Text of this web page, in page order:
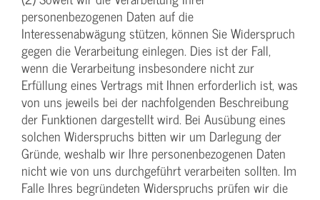
personenbezogenen Daten auf die
Interessenabwägung stützen, können Sie Widerspruch
gegen die Verarbeitung einlegen. Dies ist der Fall,
wenn die Verarbeitung insbesondere nicht zur
Erfüllung eines Vertrags mit Ihnen erforderlich ist, was
von uns jeweils bei der nachfolgenden Beschreibung
der Funktionen dargestellt wird. Bei Ausübung eines
solchen Widerspruchs bitten wir um Darlegung der
Gründe, weshalb wir Ihre personenbezogenen Daten
nicht wie von uns durchgeführt verarbeiten sollten. Im
Falle Ihres begründeten Widerspruchs prüfen wir die